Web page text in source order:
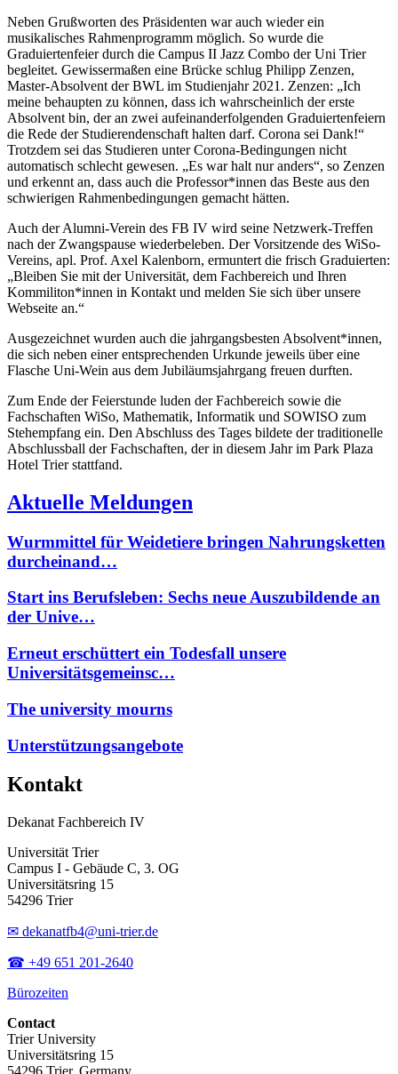
Neben Grußworten des Präsidenten war auch wieder ein
musikalisches Rahmenprogramm möglich. So wurde die
Graduiertenfeier durch die Campus II Jazz Combo der Uni Trier
begleitet. Gewissermaßen eine Brücke schlug Philipp Zenzen,
Master-Absolvent der BWL im Studienjahr 2021. Zenzen: „Ich
meine behaupten zu können, dass ich wahrscheinlich der erste
Absolvent bin, der an zwei aufeinanderfolgenden Graduiertenfeiern
die Rede der Studierendenschaft halten darf. Corona sei Dank!“
Trotzdem sei das Studieren unter Corona-Bedingungen nicht
automatisch schlecht gewesen. „Es war halt nur anders“, so Zenzen
und erkennt an, dass auch die Professor*innen das Beste aus den
schwierigen Rahmenbedingungen gemacht hätten.
Auch der Alumni-Verein des FB IV wird seine Netzwerk-Treffen
nach der Zwangspause wiederbeleben. Der Vorsitzende des WiSo-
Vereins, apl. Prof. Axel Kalenborn, ermuntert die frisch Graduierten:
„Bleiben Sie mit der Universität, dem Fachbereich und Ihren
Kommiliton*innen in Kontakt und melden Sie sich über unsere
Webseite an.“
Ausgezeichnet wurden auch die jahrgangsbesten Absolvent*innen,
die sich neben einer entsprechenden Urkunde jeweils über eine
Flasche Uni-Wein aus dem Jubiläumsjahrgang freuen durften.
Zum Ende der Feierstunde luden der Fachbereich sowie die
Fachschaften WiSo, Mathematik, Informatik und SOWISO zum
Stehempfang ein. Den Abschluss des Tages bildete der traditionelle
Abschlussball der Fachschaften, der in diesem Jahr im Park Plaza
Hotel Trier stattfand.
Aktuelle Meldungen
Wurmmittel für Weidetiere bringen Nahrungsketten
durcheinand…
Start ins Berufsleben: Sechs neue Auszubildende an
der Unive…
Erneut erschüttert ein Todesfall unsere
Universitätsgemeinsc…
The university mourns
Unterstützungsangebote
Kontakt
Dekanat Fachbereich IV
Universität Trier
Campus I - Gebäude C, 3. OG
Universitätsring 15
54296 Trier
✉ dekanatfb4@uni-trier.de
☎ +49 651 201-2640
Bürozeiten
Contact
Trier University
Universitätsring 15